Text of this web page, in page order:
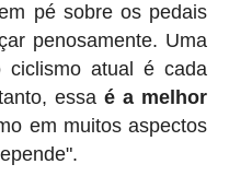
pé sobre os pedais
penosamente. Uma
ciclismo atual é cada
essaé a melhor
em muitos aspectos